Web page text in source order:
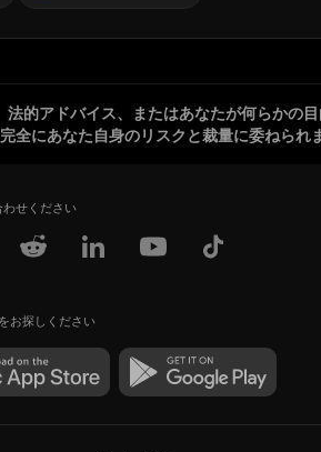
的アドバイス、またはあなたが何らかの
にあなた自身のリスクと裁量に委ねられま
わせください
お探しください